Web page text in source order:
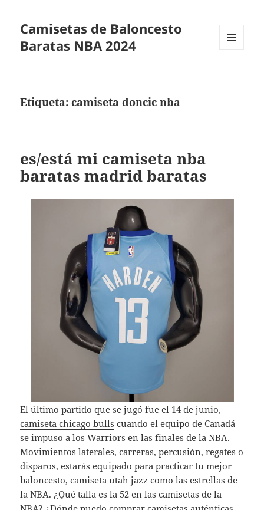
Camisetas de Baloncesto
Baratas NBA 2024
Etiqueta:camiseta doncic nba
es/está mi camiseta nba
baratas madrid baratas
El último partido que se jugó fue el 14 de junio,
camiseta chicago bulls cuando el equipo de Canadá
se impuso a los Warriors en las finales de la NBA.
Movimientos laterales, carreras, percusión, regates o
disparos, estarás equipado para practicar tu mejor
baloncesto,camiseta utah jazz como las estrellas de
la NBA. ¿Qué talla es la 52 en las camisetas de la